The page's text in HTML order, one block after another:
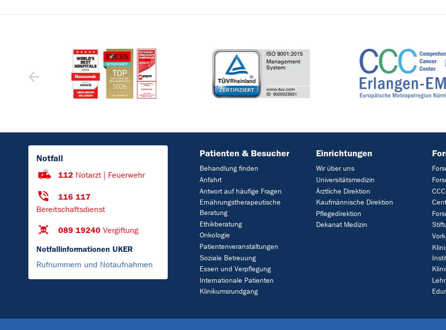
Notfall
112 Notarzt | Feuerwehr
116 117
Bereitschaftsdienst
089 19240 Vergiftung
Notfallinformationen UKER
Rufnummern und Notaufnahmen
Patienten & Besucher
Behandlung finden
Anfahrt
Antwort auf häufige Fragen
Ernährungstherapeutische
Beratung
Ethikberatung
Onkologie
Patientenveranstaltungen
Soziale Betreuung
Essen und Verpflegung
Internationale Patienten
Klinikumsrundgang
Einrichtungen
Wir über uns
Universitätsmedizin
Ärztliche Direktion
Kaufmännische Direktion
Pflegedirektion
Dekanat Medizin